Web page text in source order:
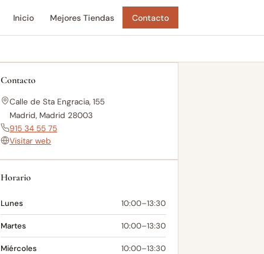
Inicio Mejores Tiendas Contacto
Contacto
Calle de Sta Engracia, 155
Madrid, Madrid 28003
915 34 55 75
Visitar web
Horario
Lunes 10:00–13:30
Martes 10:00–13:30
Miércoles 10:00–13:30